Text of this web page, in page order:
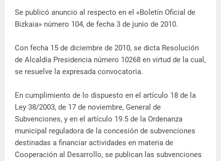
Se publicó anuncio al respecto en el «Boletín Oficial de
Bizkaia» número 104, de fecha 3 de junio de 2010.
Con fecha 15 de diciembre de 2010, se dicta Resolución
de Alcaldía Presidencia número 10268 en virtud de la cual,
se resuelve la expresada convocatoria.
En cumplimiento de lo dispuesto en el artículo 18 de la
Ley 38/2003, de 17 de noviembre, General de
Subvenciones, y en el artículo 19.5 de la Ordenanza
municipal reguladora de la concesión de subvenciones
destinadas a financiar actividades en materia de
Cooperación al Desarrollo, se publican las subvenciones